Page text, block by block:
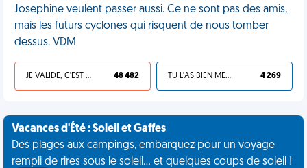
Josephine veulent passer aussi. Ce ne sont pas des amis,
mais les futurs cyclones qui risquent de nous tomber
dessus. VDM
JE VALIDE, C'EST UNE VDM 48 482 TU L'AS BIEN MÉRITÉ 4 269
Vacances d'Été : Soleil et Gaffes
Des plages aux campings, embarquez pour un voyage
rempli de rires sous le soleil... et quelques coups de soleil !